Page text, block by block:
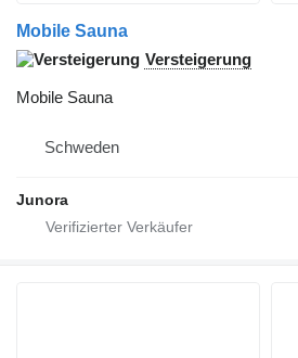
Mobile Sauna
Versteigerung
Mobile Sauna
Schweden
Junora